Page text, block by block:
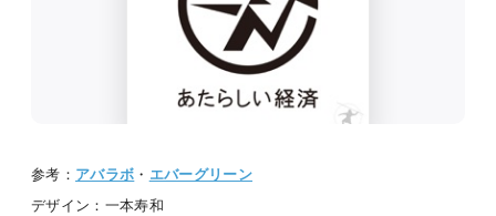
参考： アバラボ ・ エバーグリーン
デザイン：一本寿和